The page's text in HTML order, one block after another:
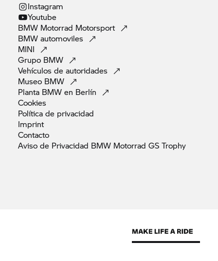
Instagram
Youtube
BMW Motorrad Motorsport
BMWautomoviles
MINI
Grupo BMW
Vehículos deautoridades
Museo BMW
Planta BMW en Berlín
Cookies
Política de privacidad
Imprint
Contacto
Aviso de Privacidad BMW Motorrad GSTrophy